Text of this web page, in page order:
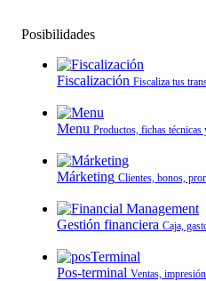
Posibilidades
Fiscalización Fiscaliza tus
Menu Productos, fichas
Márketing Clientes, bonos,
Gestión financiera Caja,
Pos-terminal Ventas,